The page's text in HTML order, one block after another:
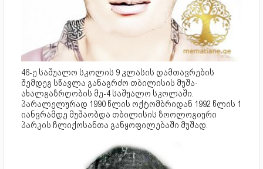
46-ე საშუალო სკოლის 9 კლასის დამთავრების
შემდეგ სწავლა განაგრძო თბილისის მუშა-
ახალგაზრღობის მე-4 საშუალო სკოლაში.
პარალელურად 1990 წლის ოქტომბრიდან 1992 წლის 1
იანვრამდე მუშაობდა თბილისის ზოოლოგიური
პარკის ჩლიქოსანთა განყოფილებაში მუშად.